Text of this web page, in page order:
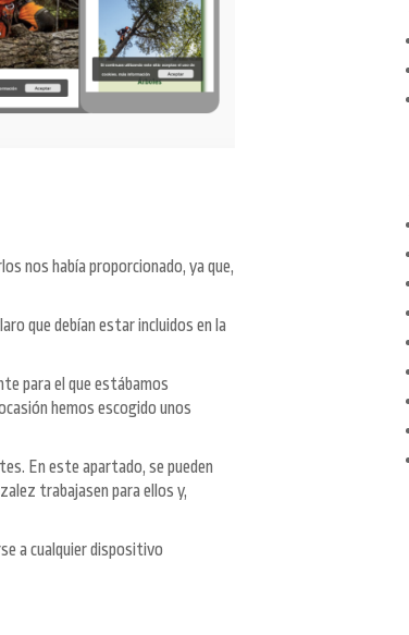
nos había proporcionado, ya que,
que debían estar incluidos en la
para el que estábamos
hemos escogido unos
En este apartado, se pueden
trabajasen para ellos y,
a cualquier dispositivo